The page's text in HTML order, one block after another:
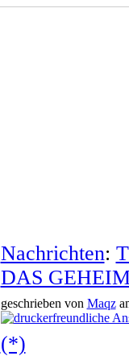
Nachrichten:
DAS
geschrieben von Maqz
(*)